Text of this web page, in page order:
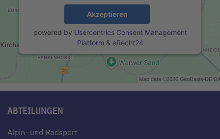
Akzeptieren
powered by Usercentrics Consent Management
Platform & eRecht24
ABTEILUNGEN
Alpin- und Radsport